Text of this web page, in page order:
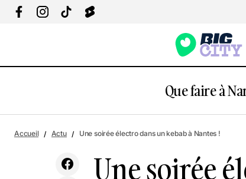
Que faire à
Vendée globe : la mythique course du
Grand Ouest fait son grand retour
Actu
Accueil Actu Une soirée électro dans un kebab à Nantes !
Une soirée